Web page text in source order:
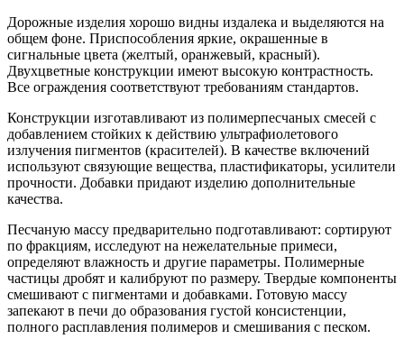
Дорожные изделия хорошо видны издалека и выделяются на
общем фоне. Приспособления яркие, окрашенные в
сигнальные цвета (желтый, оранжевый, красный).
Двухцветные конструкции имеют высокую контрастность.
Все ограждения соответствуют требованиям стандартов.
Конструкции изготавливают из полимерпесчаных смесей с
добавлением стойких к действию ультрафиолетового
излучения пигментов (красителей). В качестве включений
используют связующие вещества, пластификаторы, усилители
прочности. Добавки придают изделию дополнительные
качества.
Песчаную массу предварительно подготавливают: сортируют
по фракциям, исследуют на нежелательные примеси,
определяют влажность и другие параметры. Полимерные
частицы дробят и калибруют по размеру. Твердые компоненты
смешивают с пигментами и добавками. Готовую массу
запекают в печи до образования густой консистенции,
полного расплавления полимеров и смешивания с песком.